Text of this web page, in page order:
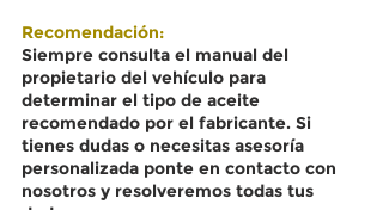
Recomendación:
Siempre consulta el manual del
propietario del vehículo para
determinar el tipo de aceite
recomendado por el fabricante. Si
tienes dudas o necesitas asesoría
personalizada ponte en contacto con
nosotros y resolveremos todas tus